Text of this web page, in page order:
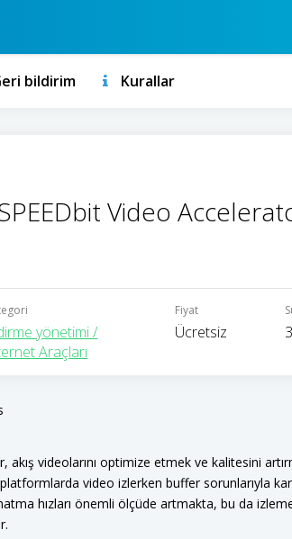
bildirim Kurallar
Video
yönetimi /
Araçları
Fiyat
Ücretsiz
akış videolarını optimize etmek ve kalitesini
video izlerken buffer sorunlarıyla
hızları önemli ölçüde artmakta, bu da